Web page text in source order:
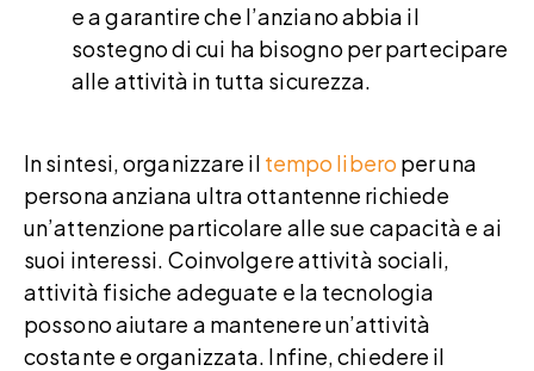
e a garantire che l’anziano abbia il
sostegno di cui ha bisogno per partecipare
alle attività in tutta sicurezza.
In sintesi, organizzare il tempo libero per una
persona anziana ultra ottantenne richiede
un’attenzione particolare alle sue capacità e ai
suoi interessi. Coinvolgere attività sociali,
attività fisiche adeguate e la tecnologia
possono aiutare a mantenere un’attività
costante e organizzata. Infine, chiedere il